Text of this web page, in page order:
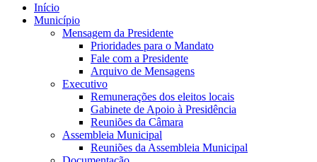
Início
Município
Mensagem da Presidente
Prioridades para o Mandato
Fale com a Presidente
Arquivo de Mensagens
Executivo
Remunerações dos eleitos locais
Gabinete de Apoio à Presidência
Reuniões da Câmara
Assembleia Municipal
Reuniões da Assembleia Municipal